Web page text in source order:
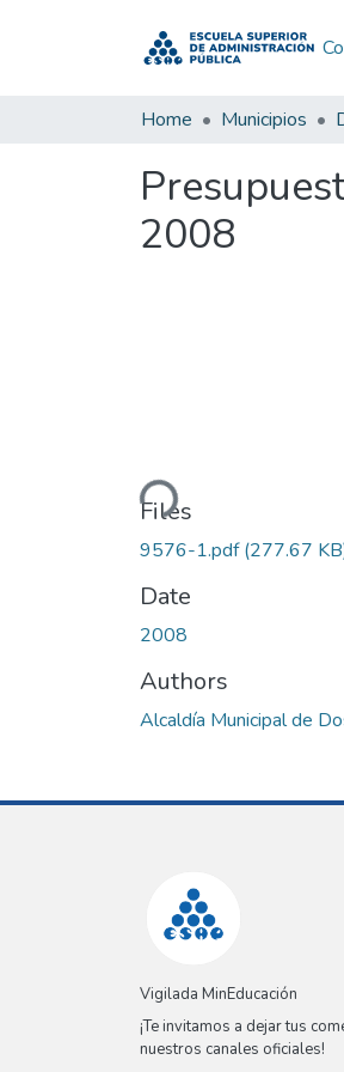
Home Municipios
2008
Loading...
Files
9576-1.pdf(277.67
Date
2008
Authors
Alcaldía Municipal de
Vigilada MinEducación
¡Te invitamos a dejar tus
nuestros canales oficiales!